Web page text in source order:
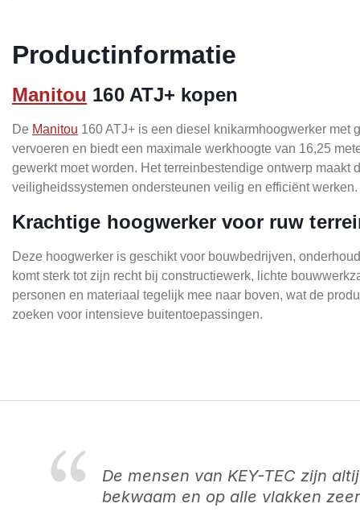
Productinformatie
Manitou 160 ATJ+ kopen
De Manitou 160 ATJ+ is een diesel knikarmhoogwerker
vervoeren en biedt een maximale werkhoogte van 16,25
gewerkt moet worden. Het terreinbestendige ontwerp
veiligheidssystemen ondersteunen veilig en efficiënt werken.
Krachtige hoogwerker voor ruw
Deze hoogwerker is geschikt voor bouwbedrijven,
komt sterk tot zijn recht bij constructiewerk, lichte
personen en materiaal tegelijk mee naar boven, wat de
zoeken voor intensieve buitentoepassingen.
De mensen van KEY-TEC zijn
bekwaam en op alle vlakken